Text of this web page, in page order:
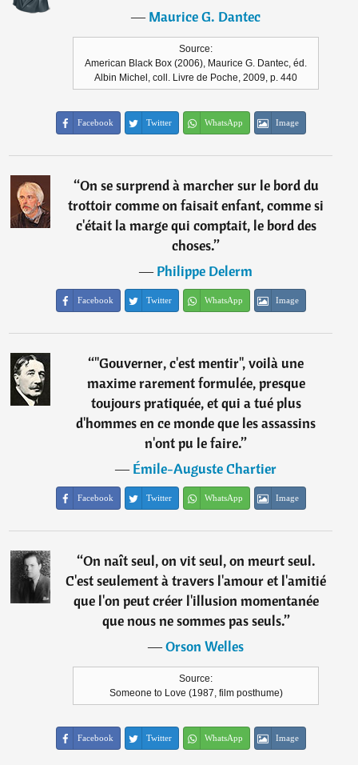
―Maurice G. Dantec
Source:
American Black Box (2006), Maurice G. Dantec, éd.
Albin Michel, coll. Livre de Poche, 2009, p. 440
Facebook Twitter WhatsApp Image
“On se surprend à marcher sur le bord du
trottoir comme on faisait enfant, comme si
c'était la marge qui comptait, le bord des
choses.”
―Philippe Delerm
Facebook Twitter WhatsApp Image
“"Gouverner, c'est mentir", voilà une
maxime rarement formulée, presque
toujours pratiquée, et qui a tué plus
d'hommes en ce monde que les assassins
n'ont pu le faire.”
―Émile-Auguste Chartier
Facebook Twitter WhatsApp Image
“On naît seul, on vit seul, on meurt seul.
C'est seulement à travers l'amour et l'amitié
que l'on peut créer l'illusion momentanée
que nous ne sommes pas seuls.”
―Orson Welles
Source:
Someone to Love (1987, film posthume)
Facebook Twitter WhatsApp Image